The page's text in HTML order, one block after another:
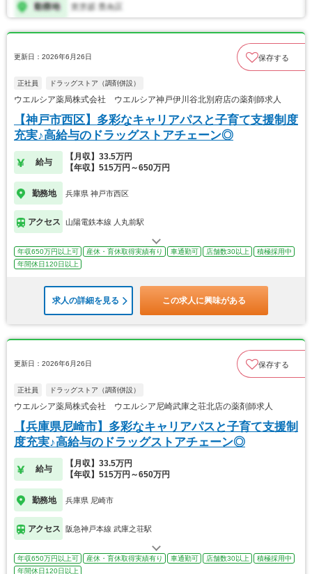
更新日：2026年6月26日 保存する
正社員 ドラッグストア（調剤併設）
ウエルシア薬局株式会社 ウエルシア神戸伊川谷北別府店の薬剤師求人
【神戸市西区】多彩なキャリアパスと子育て支援制度
充実♪高給与のドラッグストアチェーン◎
給与
【月収】33.5万円
【年収】515万円～650万円
勤務地 兵庫県 神戸市西区
アクセス 山陽電鉄本線 人丸前駅
年収650万円以上可 産休・育休取得実績有り 車通勤可 店舗数30以上
積極採用中
年間休日120日以上
求人の詳細を見る この求人に興味がある
更新日：2026年6月26日 保存する
正社員 ドラッグストア（調剤併設）
ウエルシア薬局株式会社 ウエルシア尼崎武庫之荘北店の薬剤師求人
【兵庫県尼崎市】多彩なキャリアパスと子育て支援制
度充実♪高給与のドラッグストアチェーン◎
給与
【月収】33.5万円
【年収】515万円～650万円
勤務地 兵庫県 尼崎市
アクセス 阪急神戸本線 武庫之荘駅
年収650万円以上可 産休・育休取得実績有り 車通勤可 店舗数30以上
積極採用中
年間休日120日以上